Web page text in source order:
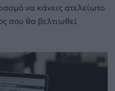
να κάνεις ατελείωτο
σου θα βελτιωθεί